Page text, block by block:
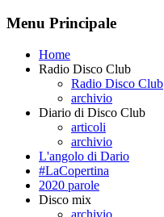
Menu Principale
Home
Radio Disco Club
Radio Disco Club
archivio
Diario di Disco Club
articoli
archivio
L'angolo di Dario
#LaCopertina
2020 parole
Disco mix
archivio